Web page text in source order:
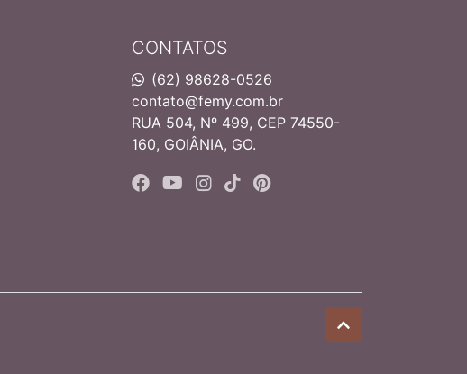
CONTATOS
(62) 98628-0526
contato@femy.com.br
RUA 504, Nº 499, CEP 74550-
160, GOIÂNIA, GO.